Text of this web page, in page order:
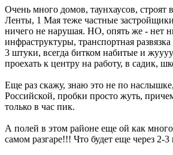
Очень много домов, таунхаусов, строят
Ленты, 1 Мая теже частные
ничего не нарушая. НО, опять же - нет
инфраструктуры, транспортная
3 штуки, всегда битком набитые и
проехать к центру на работу, в садик,
Еще раз скажу, знаю это не по
Российской, пробки просто жуть,
только в час пик.
А полей в этом районе еще ой как
самом разгаре!!! Что будет еще через 2-3